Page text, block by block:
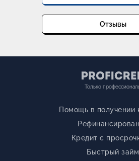
Отзывы
Только
Помощь в получении
Кредит с
Быстрый займ